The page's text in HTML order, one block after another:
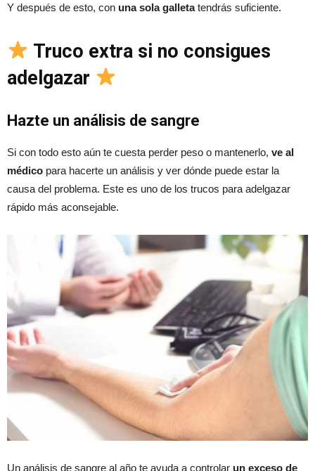
Y después de esto, con una sola galletatendrás suficiente.
Truco extra si no consigues
adelgazar
Hazte un análisis de sangre
Si con todo esto aún te cuesta perder peso o mantenerlo, ve al
médico para hacerte un análisis y ver dónde puede estar la
causa del problema. Este es uno de los trucos para adelgazar
rápido más aconsejable.
Un análisis de sangre al año te ayuda a controlar un exceso de